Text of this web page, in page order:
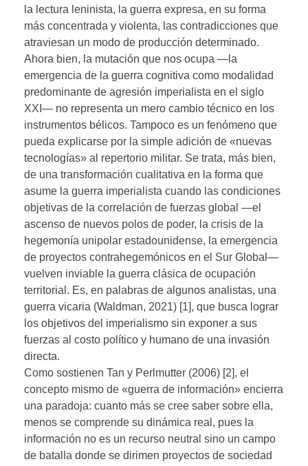
la lectura leninista, la guerra expresa, en su forma
más concentrada y violenta, las contradicciones que
atraviesan un modo de producción determinado.
Ahora bien, la mutación que nos ocupa —la
emergencia de la guerra cognitiva como modalidad
predominante de agresión imperialista en el siglo
XXI— no representa un mero cambio técnico en los
instrumentos bélicos. Tampoco es un fenómeno que
pueda explicarse por la simple adición de «nuevas
tecnologías» al repertorio militar. Se trata, más bien,
de una transformación cualitativa en la forma que
asume la guerra imperialista cuando las condiciones
objetivas de la correlación de fuerzas global —el
ascenso de nuevos polos de poder, la crisis de la
hegemonía unipolar estadounidense, la emergencia
de proyectos contrahegemónicos en el Sur Global—
vuelven inviable la guerra clásica de ocupación
territorial. Es, en palabras de algunos analistas, una
guerra vicaria (Waldman, 2021) [1], que busca lograr
los objetivos del imperialismo sin exponer a sus
fuerzas al costo político y humano de una invasión
directa.
Como sostienen Tan y Perlmutter (2006) [2], el
concepto mismo de «guerra de información» encierra
una paradoja: cuanto más se cree saber sobre ella,
menos se comprende su dinámica real, pues la
información no es un recurso neutral sino un campo
de batalla donde se dirimen proyectos de sociedad